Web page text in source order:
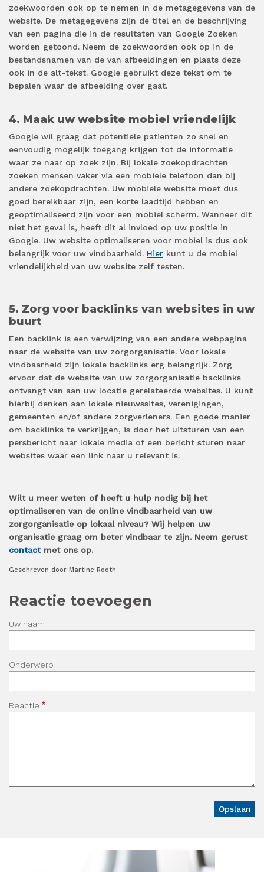
zoekwoorden ook op te nemen in de metagegevens van de
website. De metagegevens zijn de titel en de beschrijving
van een pagina die in de resultaten van Google Zoeken
worden getoond. Neem de zoekwoorden ook op in de
bestandsnamen van de van afbeeldingen en plaats deze
ook in de alt-tekst. Google gebruikt deze tekst om te
bepalen waar de afbeelding over gaat.
4. Maak uw website mobiel vriendelijk
Google wil graag dat potentiële patiënten zo snel en
eenvoudig mogelijk toegang krijgen tot de informatie
waar ze naar op zoek zijn. Bij lokale zoekopdrachten
zoeken mensen vaker via een mobiele telefoon dan bij
andere zoekopdrachten. Uw mobiele website moet dus
goed bereikbaar zijn, een korte laadtijd hebben en
geoptimaliseerd zijn voor een mobiel scherm. Wanneer dit
niet het geval is, heeft dit al invloed op uw positie in
Google. Uw website optimaliseren voor mobiel is dus ook
belangrijk voor uw vindbaarheid. Hier kunt u de mobiel
vriendelijkheid van uw website zelf testen.
5. Zorg voor backlinks van websites in uw
buurt
Een backlink is een verwijzing van een andere webpagina
naar de website van uw zorgorganisatie. Voor lokale
vindbaarheid zijn lokale backlinks erg belangrijk. Zorg
ervoor dat de website van uw zorgorganisatie backlinks
ontvangt van aan uw locatie gerelateerde websites. U kunt
hierbij denken aan lokale nieuwssites, verenigingen,
gemeenten en/of andere zorgverleners. Een goede manier
om backlinks te verkrijgen, is door het uitsturen van een
persbericht naar lokale media of een bericht sturen naar
websites waar een link naar u relevant is.
Wilt u meer weten of heeft u hulp nodig bij het
optimaliseren van de online vindbaarheid van uw
zorgorganisatie op lokaal niveau? Wij helpen uw
organisatie graag om beter vindbaar te zijn. Neem gerust
contact met ons op.
Geschreven door Martine Rooth
Reactie toevoegen
Uw naam
Onderwerp
Reactie